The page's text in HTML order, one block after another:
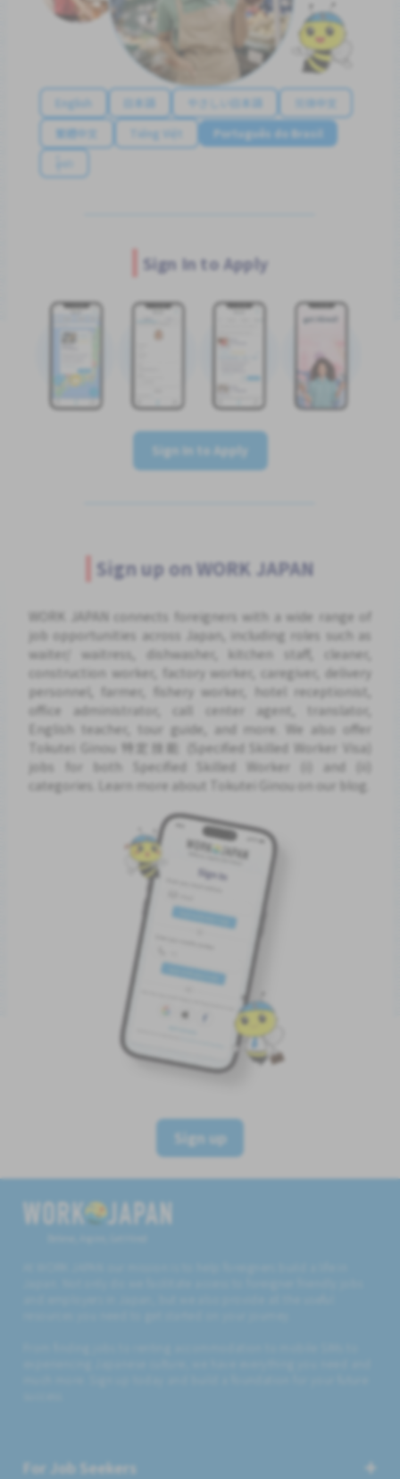
English 日本語 やさしい日本語
简体中文
繁體中文
Tiếng Việt
Português do Brasil
န်မာ
Sign In to Apply
Sign In to Apply
Sign up on WORK JAPAN
WORK JAPAN connects foreigners with a wide range of
job opportunities across Japan, including roles such as
waiter/ waitress, dishwasher, kitchen staff, cleaner,
construction worker, factory worker, caregiver, delivery
personnel, farmer, fishery worker, hotel receptionist,
office administrator, call center agent, translator,
English teacher, tour guide, and more. We also offer
Tokutei Ginou 特定技能 (Specified Skilled Worker Visa)
jobs for both Specified Skilled Worker (i) and (ii)
categories. Learn more about Tokutei Ginou on our blog.
Sign up
For Job Seekers